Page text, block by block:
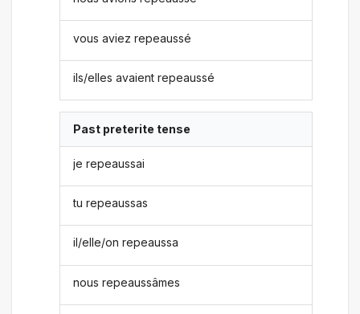
vous aviez repeaussé
ils/elles avaient repeaussé
Past preterite tense
je repeaussai
tu repeaussas
il/elle/on repeaussa
nous repeaussâmes